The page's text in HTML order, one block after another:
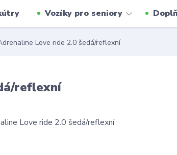
Vozíky pro seniory
Love ride 2.0 šedá/reflexní
reflexní